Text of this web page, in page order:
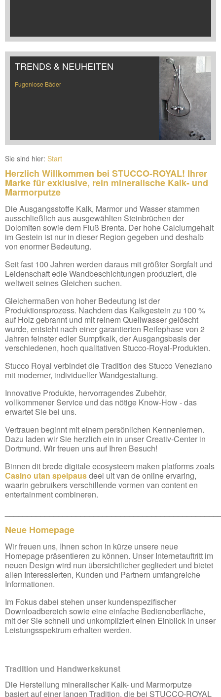
TRENDS & NEUHEITEN
Fugenlose Bäder
Sie sind hier: Start
Herzlich Willkommen bei STUCCO-ROYAL! Ihrer
Marke für exklusive, rein mineralische Kalk- und
Marmorputze
Die Ausgangsstoffe Kalk, Marmor und Wasser stammen
ausschließlich aus ausgewählten Steinbrüchen der
Dolomiten sowie dem Fluß Brenta. Der hohe Calciumgehalt
im Gestein ist nur in dieser Region gegeben und deshalb
von enormer Bedeutung.
Seit fast 100 Jahren werden daraus mit größter Sorgfalt und
Leidenschaft edle Wandbeschichtungen produziert, die
weltweit seines Gleichen suchen.
Gleichermaßen von hoher Bedeutung ist der
Produktionsprozess. Nachdem das Kalkgestein zu 100 %
auf Holz gebrannt und mit reinem Quellwasser gelöscht
wurde, entsteht nach einer garantierten Reifephase von 2
Jahren feinster edler Sumpfkalk, der Ausgangsbasis der
verschiedenen, hoch qualitativen Stucco-Royal-Produkten.
Stucco Royal verbindet die Tradition des Stucco Veneziano
mit moderner, individueller Wandgestaltung.
Innovative Produkte, hervorragendes Zubehör,
vollkommener Service und das nötige Know-How - das
erwartet Sie bei uns.
Vertrauen beginnt mit einem persönlichen Kennenlernen.
Dazu laden wir Sie herzlich ein in unser Creativ-Center in
Dortmund. Wir freuen uns auf Ihren Besuch!
Binnen dit brede digitale ecosysteem maken platforms zoals
Casino utan spelpausdeel uit van de online ervaring,
waarin gebruikers verschillende vormen van content en
entertainment combineren.
Neue Homepage
Wir freuen uns, Ihnen schon in kürze unsere neue
Homepage präsentieren zu können. Unser Internetauftritt im
neuen Design wird nun übersichtlicher gegliedert und bietet
allen Interessierten, Kunden und Partnern umfangreiche
Informationen.
Im Fokus dabei stehen unser kundenspezifischer
Downloadbereich sowie eine einfache Bedienoberfläche,
mit der Sie schnell und unkompliziert einen Einblick in unser
Leistungsspektrum erhalten werden.
Tradition und Handwerkskunst
Die Herstellung mineralischer Kalk- und Marmorputze
basiert auf einer langen Tradition, die bei STUCCO-ROYAL